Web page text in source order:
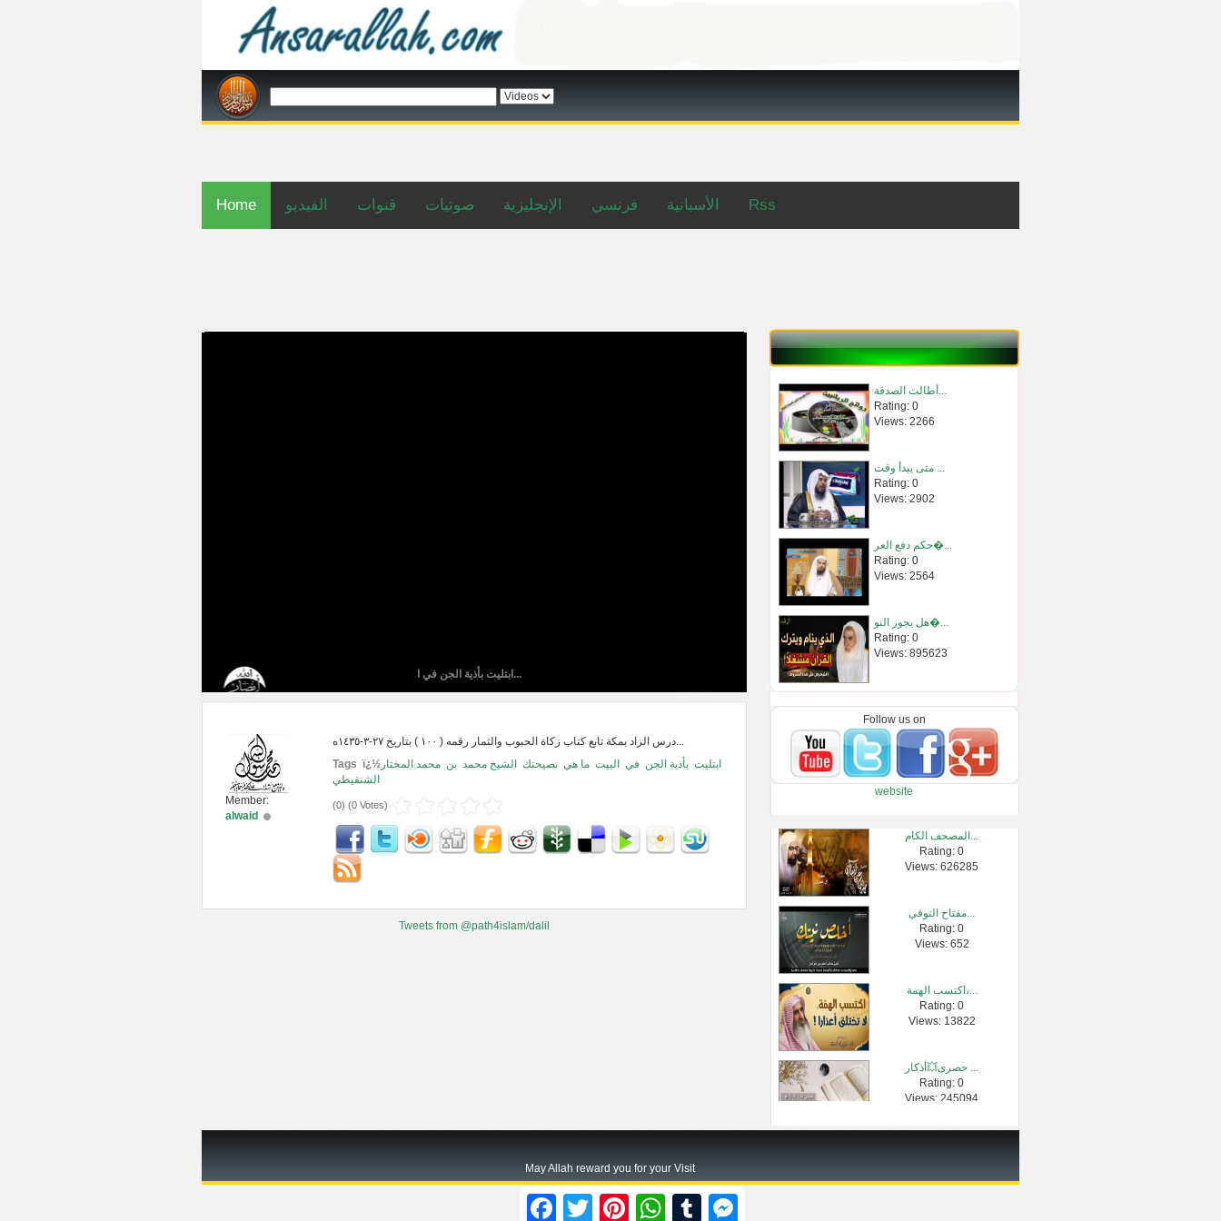
Home الفيديو قنوات صوتيات الإنجليزية فرنسي الأسبانية Rss
ابتليت بأذية الجن في ا...
Member:
alwaid
درس الزاد بمكة تابع كتاب زكاة الحبوب والثمار رقمه ( ١٠٠ ) بتاريخ ٢٧-٣-١٤٣٥ه...
Tags ï¿½
ابتليت بأذية الجن في البيت ما هي نصيحتك الشيخ محمد بن محمد المختار
الشنقيطي
(0) (0 Votes)
Tweets from @path4islam/dalil
أطالت الصدقة...
Rating: 0
Views: 2266
متى يبدأ وقت ...
Rating: 0
Views: 2902
حكم دفع العر�...
Rating: 0
Views: 2564
هل يجوز النو�...
Rating: 0
Views: 895623
Rating: 0
Views: 684
استقبال رمضا...
Rating: 0
قراءة اذكار �...
Rating: 0
احرص على تغذ�...
Rating: 0
الشيخ عبدالر...
Rating: 0
تفصيل في الج�...
Rating: 0
Follow us on
website
المصحف الكام...
Rating: 0
Views: 626285
مفتاح التوفي...
Rating: 0
Views: 652
اكتسب الهمة،...
Rating: 0
Views: 13822
حصرى💥أذكار ...
Rating: 0
Views: 245094
May Allah reward you for your Visit
FacebookTwitter Pinterest WhatsAppTumblr